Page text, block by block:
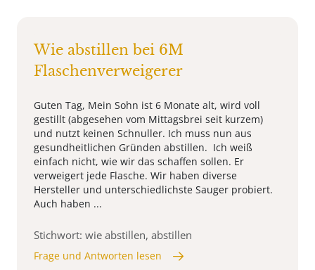
Wie abstillen bei 6M
Flaschenverweigerer
Guten Tag, Mein Sohn ist 6 Monate alt, wird voll
gestillt (abgesehen vom Mittagsbrei seit kurzem)
und nutzt keinen Schnuller. Ich muss nun aus
gesundheitlichen Gründen abstillen. Ich weiß
einfach nicht, wie wir das schaffen sollen. Er
verweigert jede Flasche. Wir haben diverse
Hersteller und unterschiedlichste Sauger probiert.
Auch haben ...
Stichwort: wie abstillen, abstillen
Frage und Antworten lesen